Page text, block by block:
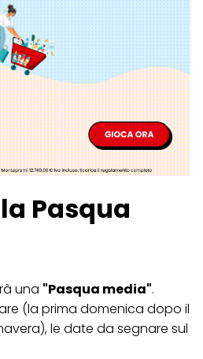
Pasqua
una "Pasqua media".
(la prima domenica dopo il
le date da segnare sul